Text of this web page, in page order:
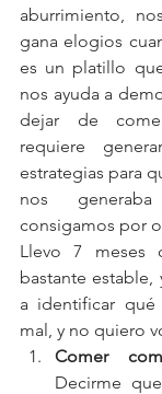
aburrimiento,
gana elogios
es un platillo
nos ayuda a
dejar de
requiere
estrategias para
nos
consigamos por
Llevo 7 meses
bastante estable,
a identificar
mal, y no quiero
Comer
Decirme